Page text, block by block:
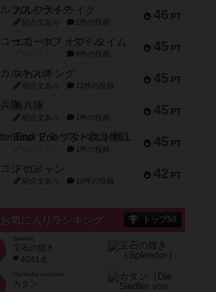
46 PT
ガルフストライク
紹介文あり 1件の投稿
45 PT
エコーズ・オブ・タイム
8件の投稿
45 PT
スカルキング
紹介文あり 12件の投稿
45 PT
海兵隊
紹介文あり 1件の投稿
45 PT
Bitter End ブタペスト救出作戦
1件の投稿
42 PT
ドコジャン
紹介文あり 10件の投稿
お気に入りランキング トップ50
宝石の煌き
4041名
Die Siedler von Catan
カタン